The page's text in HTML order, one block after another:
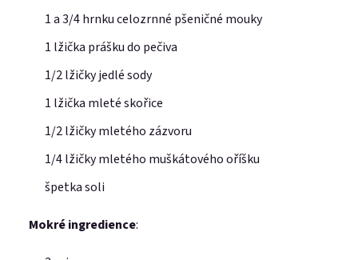
1 a 3/4 hrnku celozrnné pšeničné mouky
1 lžička prášku do pečiva
1/2 lžičky jedlé sody
1 lžička mleté skořice
1/2 lžičky mletého zázvoru
1/4 lžičky mletého muškátového oříšku
špetka soli
Mokré ingredience: